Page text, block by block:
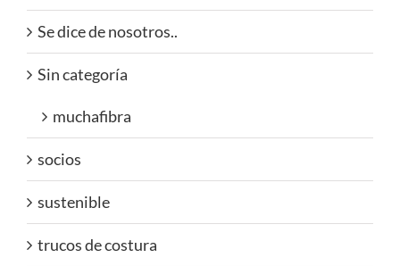
Se dice de nosotros..
Sin categoría
muchafibra
socios
sustenible
trucos de costura